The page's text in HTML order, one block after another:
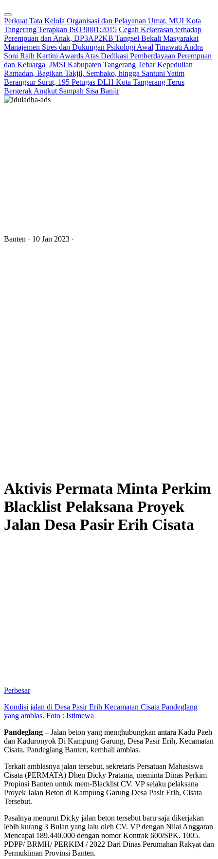
Perkuat Tata Kelola Organisasi dan Pelayanan Umat, MUI Kota
Tangerang Terapkan ISO 9001:2015 Cegah Kekerasan terhadap
Perempuan dan Anak, DP3AP2KB Tangsel Bekali Masyarakat
Manajemen Stres dan Dukungan Psikologi Awal Tinawati Andra
Soni Raih Kartini Awards Atas Dedikasi Pemberdayaan Perempuan
dan Keluarga JMSI Kabupaten Tangerang Tebar Kepedulian
Ramadan, Bagikan Takjil, Sembako, hingga Santuni Yatim
Berangsur Surut, 195 Petugas DLH Kota Tangerang Terus
Bergerak Angkut Sampah Sisa Banjir
Banten · 10 Jan 2023 ·
Aktivis Permata Minta Perkim
Blacklist Pelaksana Proyek
Jalan Desa Pasir Erih Cisata
Perbesar
Kondisi jalan di Desa Pasir Erih Kecamatan Cisata Pandeglang
yang amblas. Foto : Istimewa
Pandeglang –Jalan beton yang menghubungkan antara Kadu Paeh
dan Kaduronyok Di Kampung Garung, Desa Pasir Erih, Kecamatan
Cisata, Pandeglang Banten, kembali amblas.
Terkait amblasnya jalan tersebut, sekretaris Persatuan Mahasiswa
Cisata (PERMATA) Dhen Dicky Pratama, meminta Dinas Perkim
Propinsi Banten untuk mem-Blacklist CV. VP selaku pelaksana
Proyek Jalan Beton di Kampung Garung Desa Pasir Erih, Cisata
Tersebut.
Pasalnya menurut Dicky jalan beton tersebut baru saja dikerjakan
lebih kurang 3 Bulan yang lalu oleh CV. VP dengan Nilai Anggaran
Mencapai 189.440.000 dengan nomor Kontrak 600/SPK. 1005.
PDPP/ BRMH/ PERKIM / 2022 Dari Dinas Perumahan Rakyat dan
Permukiman Provinsi Banten.